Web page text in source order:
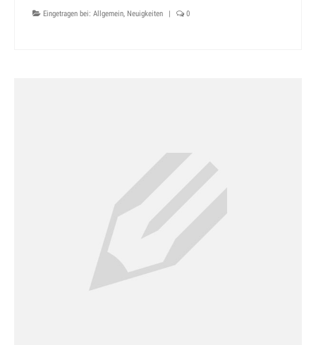
Eingetragen bei: Allgemein, Neuigkeiten | 0